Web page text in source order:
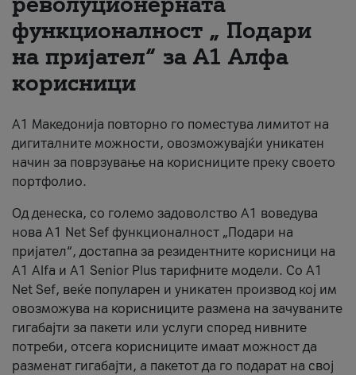
За нас
#ПодобарОнлајн
функционалност „ Подари
на пријател“ за А1 Алфа
корисници
А1 Македонија повторно го поместува лимитот на
дигиталните можности, овозможувајќи уникатен
начин за поврзување на корисниците преку своето
портфолио.
Од денеска, со големо задоволство А1 воведува
нова A1 Net Sef функционалност „Подари на
пријател“, достапна за резидентните корисници на
А1 Alfa и A1 Senior Plus тарифните модели. Со A1
Net Sef, веќе популарен и уникатен производ кој им
овозможува на корисниците размена на зачуваните
гигабајти за пакети или услуги според нивните
потреби, отсега корисниците имаат можност да
разменат гигабајти, а пакетот да го подарат на свој